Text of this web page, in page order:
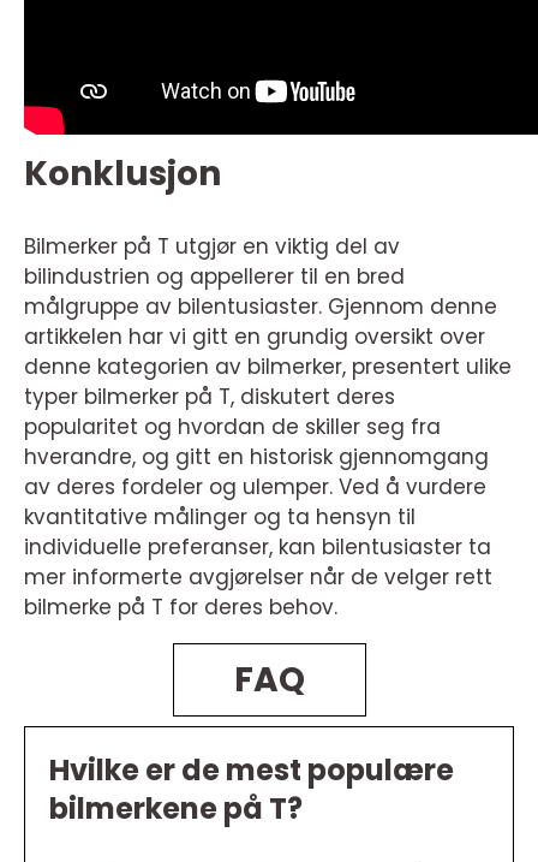
Konklusjon
Bilmerker på T utgjør en viktig del av
bilindustrien og appellerer til en bred
målgruppe av bilentusiaster. Gjennom denne
artikkelen har vi gitt en grundig oversikt over
denne kategorien av bilmerker, presentert ulike
typer bilmerker på T, diskutert deres
popularitet og hvordan de skiller seg fra
hverandre, og gitt en historisk gjennomgang
av deres fordeler og ulemper. Ved å vurdere
kvantitative målinger og ta hensyn til
individuelle preferanser, kan bilentusiaster ta
mer informerte avgjørelser når de velger rett
bilmerke på T for deres behov.
FAQ
Hvilke er de mest populære
bilmerkene på T?